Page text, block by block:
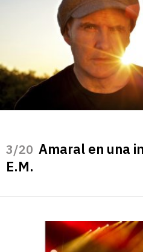
/20 Amaral en una
E.M.